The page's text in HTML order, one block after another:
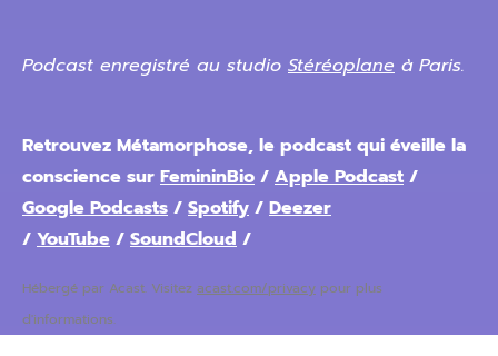
Podcast enregistré au studio Stéréoplane à Paris.
Retrouvez Métamorphose, le podcast qui éveille la
conscience sur FemininBio / Apple Podcast /
Google Podcasts / Spotify / Deezer
/ YouTube / SoundCloud /
Hébergé par Acast. Visitez acast.com/privacy pour plus
d'informations.